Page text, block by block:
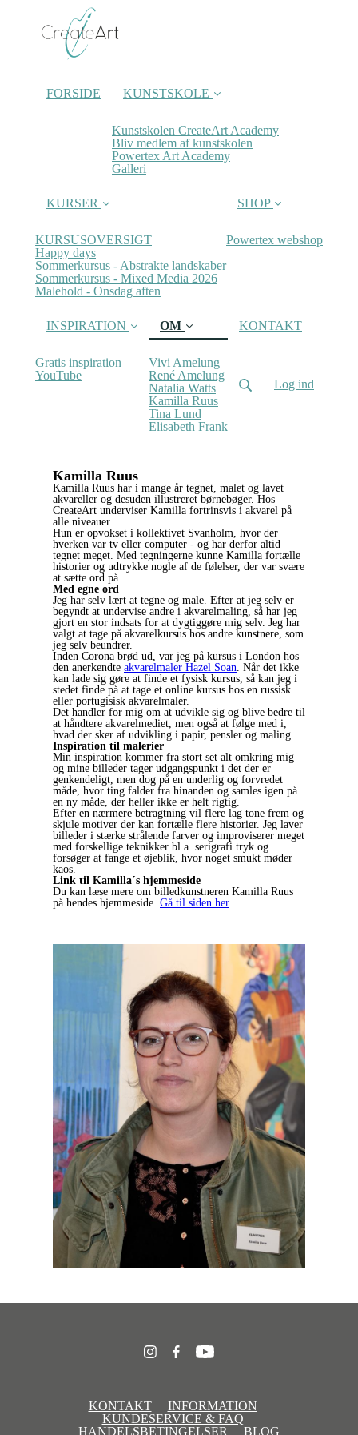
FORSIDE KUNSTSKOLE
Kunstskolen CreateArt Academy
Bliv medlem af kunstskolen
Powertex Art Academy
Galleri
KURSER
KURSUSOVERSIGT
Happy days
Sommerkursus - Abstrakte landskaber
Sommerkursus - Mixed Media 2026
Malehold - Onsdag aften
SHOP
Powertex webshop
INSPIRATION
Gratis inspiration
YouTube
OM
Vivi Amelung
René Amelung
Natalia Watts
Kamilla Ruus(current)
Tina Lund
Elisabeth Frank
KONTAKT
Log ind
Kamilla Ruus
Kamilla Ruus har i mange år tegnet, malet og lavet
akvareller og desuden illustreret børnebøger. Hos
CreateArt underviser Kamilla fortrinsvis i akvarel på
alle niveauer.
Hun er opvokset i kollektivet Svanholm, hvor der
hverken var tv eller computer - og har derfor altid
tegnet meget. Med tegningerne kunne Kamilla fortælle
historier og udtrykke nogle af de følelser, der var svære
at sætte ord på.
Med egne ord
Jeg har selv lært at tegne og male. Efter at jeg selv er
begyndt at undervise andre i akvarelmaling, så har jeg
gjort en stor indsats for at dygtiggøre mig selv. Jeg har
valgt at tage på akvarelkursus hos andre kunstnere, som
jeg selv beundrer.
Inden Corona brød ud, var jeg på kursus i London hos
den anerkendte akvarelmaler Hazel Soan . Når det ikke
kan lade sig gøre at finde et fysisk kursus, så kan jeg i
stedet finde på at tage et online kursus hos en russisk
eller portugisisk akvarelmaler.
Det handler for mig om at udvikle sig og blive bedre til
at håndtere akvarelmediet, men også at følge med i,
hvad der sker af udvikling i papir, pensler og maling.
Inspiration til malerier
Min inspiration kommer fra stort set alt omkring mig
og mine billeder tager udgangspunkt i det der er
genkendeligt, men dog på en underlig og forvredet
måde, hvor ting falder fra hinanden og samles igen på
en ny måde, der heller ikke er helt rigtig.
Efter en nærmere betragtning vil flere lag tone frem og
skjule motiver der kan fortælle flere historier. Jeg laver
billeder i stærke strålende farver og improviserer meget
med forskellige teknikker bl.a. serigrafi tryk og
forsøger at fange et øjeblik, hvor noget smukt møder
kaos.
Link til Kamilla´s hjemmeside
Du kan læse mere om billedkunstneren Kamilla Ruus
på hendes hjemmeside. Gå til siden her
KONTAKT
INFORMATION
KUNDESERVICE & FAQ
HANDELSBETINGELSER
BLOG